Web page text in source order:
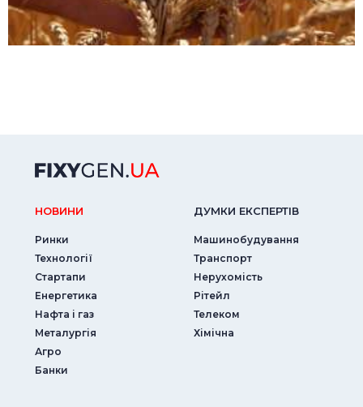
НОВИНИ
Ринки
Технології
Стартапи
Енергетика
Нафта і газ
Металургія
Агро
Банки
ДУМКИ ЕКСПЕРТIВ
Машинобудування
Транспорт
Нерухомість
Рітейл
Телеком
Хімічна